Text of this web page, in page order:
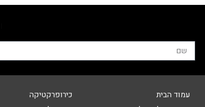
עמוד הבית
כירופרקטיקה